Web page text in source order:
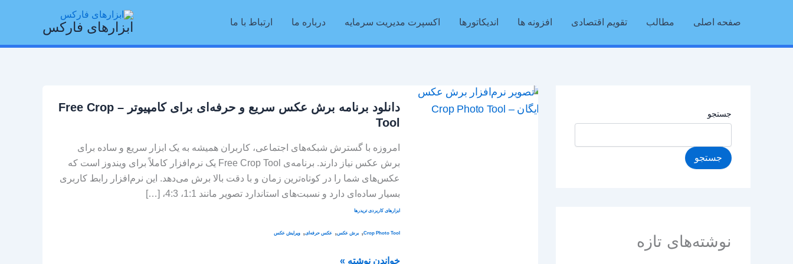
صفحه اصلی مطالب تقویم اقتصادی افزونه ها اندیکاتورها اکسپرت مدیریت سرمایه درباره ما ارتباط با ما ابزارهای فارکس
جستجو
جستجو
نوشته‌های تازه
دانلود برنامه برش عکس سریع و حرفه‌ای برای کامپیوتر – Free Crop
Tool
امروزه با گسترش شبکه‌های اجتماعی، کاربران همیشه به یک ابزار سریع و ساده برای
برش عکس نیاز دارند. برنامه‌ی Free Crop Tool یک نرم‌افزار کاملاً برای ویندوز است که
عکس‌های شما را در کوتاه‌ترین زمان و با دقت بالا برش می‌دهد. این نرم‌افزار رابط کاربری
بسیار ساده‌ای دارد و نسبت‌های استاندارد تصویر مانند 1:1، 4:3، […]
ابزارهای کاربردی تریدرها
Crop Photo Tool
, برش عکس, عکس حرفه‌ای, ویرایش عکس
برنامه
برش
سریع
و
حرفه‌ای
برای
کامپیوتر
–
Crop
خواندن نوشته »